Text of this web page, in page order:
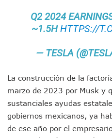
Coordinan
Monzón
Descartan
Donald Trump
Arranca Copa
Munguía Analiza
Bomberas De
Región Sanitaria
Asesinan A
Recuperan Seis
Q2 2024
~1.5HHTTPS://
— TESLA
La construcción de la
marzo de 2023 por Musk y
sustanciales ayudas
gobiernos mexicanos, ya
de ese año por el